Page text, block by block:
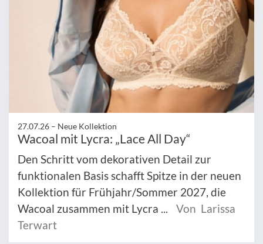
27.07.26 – Neue Kollektion
Wacoal mit Lycra: „Lace All Day“
Den Schritt vom dekorativen Detail zur
funktionalen Basis schafft Spitze in der neuen
Kollektion für Frühjahr/Sommer 2027, die
Wacoal zusammen mit Lycra ...
Von Larissa
Terwart